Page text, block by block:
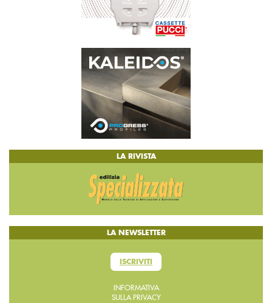
LA RIVISTA
LA NEWSLETTER
ISCRIVITI
INFORMATIVA
SULLA PRIVACY